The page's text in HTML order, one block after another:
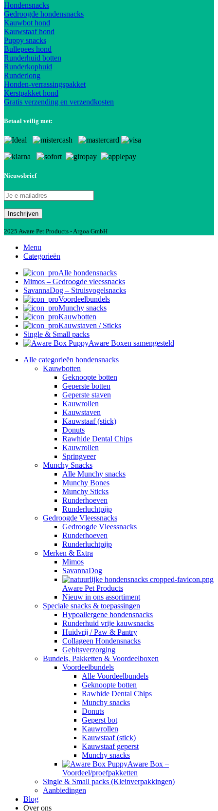
Hondensnacks
Gedroogde hondensnacks
Kauwbot hond
Kauwstaaf hond
Puppy snacks
Bullepees hond
Runderhuid botten
Runderkophuid
Runderlong
Honden-verrassingspakket
Kerstpakket hond
Gratis verzending en verzendkosten
Betaal veilig met:
Nieuwsbrief
2025 Aware Pet Products - Argoa GmbH
Menu
Categorieën
Alle hondensnacks
Mimos – Gedroogde vleessnacks
SavannaDog – Struisvogelsnacks
Voordeelbundels
Munchy snacks
Kauwbotten
Kauwstaven / Sticks
Single & Small packs
Aware Boxen samengesteld
Alle categorieën hondensnacks
Kauwbotten
Geknoopte botten
Geperste botten
Geperste staven
Kauwrollen
Kauwstaven
Kauwstaaf (stick)
Donuts
Rawhide Dental Chips
Kauwrollen
Springveer
Munchy Snacks
Alle Munchy snacks
Munchy Bones
Munchy Sticks
Runderhoeven
Runderluchtpijp
Gedroogde Vleessnacks
Gedroogde Vleessnacks
Runderhoeven
Runderluchtpijp
Merken & Extra
Mimos
SavannaDog
Aware Pet Products
Nieuw in ons assortiment
Speciale snacks & toepassingen
Hypoallergene hondensnacks
Runderhuid vrije kauwsnacks
Huidvrij / Paw & Pantry
Collageen Hondensnacks
Gebitsverzorging
Bundels, Pakketten & Voordeelboxen
Voordeelbundels
Alle Voordeelbundels
Geknoopte botten
Rawhide Dental Chips
Munchy snacks
Donuts
Geperst bot
Kauwrollen
Kauwstaaf (stick)
Kauwstaaf geperst
Munchy snacks
Aware Box –
Voordeel/proefpakketten
Single & Small packs (Kleinverpakkingen)
Aanbiedingen
Blog
Over ons